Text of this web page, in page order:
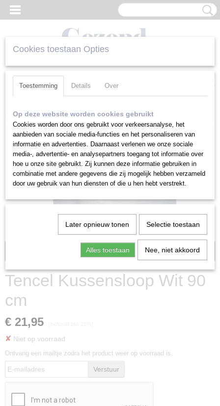
Inloggen Registreren
Home >Kussenslopen>Tencel Kussensloop Wit 90 cm
Binnenkort leverbaar
Tencel Kussensloop Wit 90
cm
€ 21,95
✘ Niet op voorraad
Ontvang een mailtje zodra het product weer op voorraad is.
Verstuur
Cookies toestaan Opties
Toestemming Details Over
Op deze website worden cookies gebruikt
Cookies worden door ons gebruikt voor verkeersanalyse, het
aanbieden van sociale media-functies en het personaliseren van
informatie en advertenties. Daarnaast verlenen we onze sociale
media-, advertentie- en analysepartners toegang tot informatie over
hoe u onze site gebruikt. Zij kunnen deze informatie gebruiken in
combinatie met andere gegevens die zij mogelijk hebben verzameld
door uw gebruik van hun diensten of die u hen hebt verstrekt.
Later opnieuw tonen Selectie toestaan
Alles toestaan Nee, niet akkoord